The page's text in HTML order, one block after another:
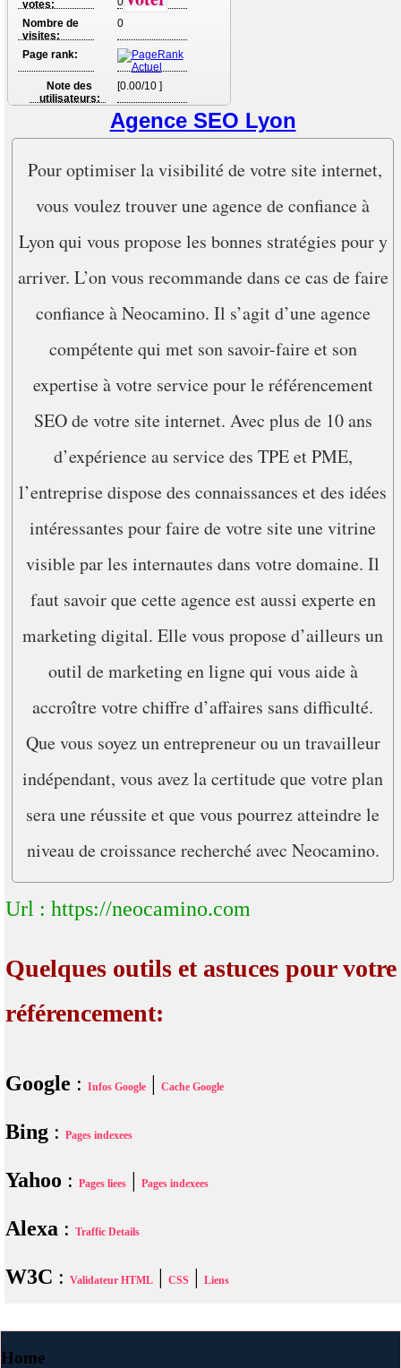
votes:
Nombre de
visites:
0
Page rank:
Note des
utilisateurs:
[0.00/10 ]
Agence SEO Lyon
Pour optimiser la visibilité de votre site internet,
vous voulez trouver une agence de confiance à
Lyon qui vous propose les bonnes stratégies pour y
arriver. L’on vous recommande dans ce cas de faire
confiance à Neocamino. Il s’agit d’une agence
compétente qui met son savoir-faire et son
expertise à votre service pour le référencement
SEO de votre site internet. Avec plus de 10 ans
d’expérience au service des TPE et PME,
l’entreprise dispose des connaissances et des idées
intéressantes pour faire de votre site une vitrine
visible par les internautes dans votre domaine. Il
faut savoir que cette agence est aussi experte en
marketing digital. Elle vous propose d’ailleurs un
outil de marketing en ligne qui vous aide à
accroître votre chiffre d’affaires sans difficulté.
Que vous soyez un entrepreneur ou un travailleur
indépendant, vous avez la certitude que votre plan
sera une réussite et que vous pourrez atteindre le
niveau de croissance recherché avec Neocamino.
Url : https://neocamino.com
Quelques outils et astuces pour votre
référencement:
Google : Infos Google | Cache Google
Bing : Pages indexees
Yahoo : Pages liees | Pages indexees
Alexa : Traffic Details
W3C : Validateur HTML | CSS | Liens
Home